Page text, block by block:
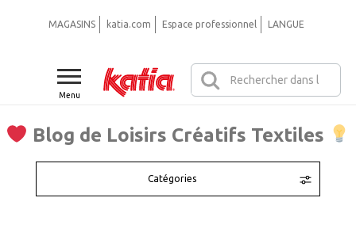
Menu
Blog de Loisirs Créatifs Textiles
Catégories
MAGASINS katia.com Espace professionnel LANGUE